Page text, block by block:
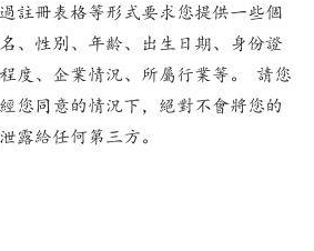
註冊表格等形式要求您提供一些個
、性別、年齡、出生日期、身份證
度、企業情況、所屬行業等。 請您
您同意的情況下，絕對不會將您的
露給任何第三方。